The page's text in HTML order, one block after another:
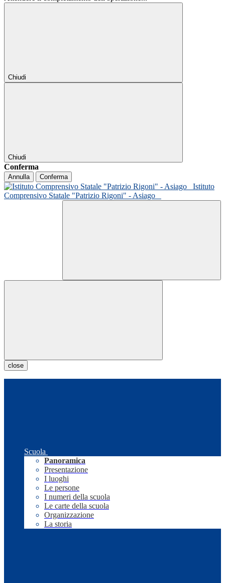
Chiudi
Chiudi
Conferma
Annulla Conferma
Istituto
Comprensivo Statale "Patrizio Rigoni" - Asiago
close
Scuola
Panoramica
Presentazione
I luoghi
Le persone
I numeri della scuola
Le carte della scuola
Organizzazione
La storia